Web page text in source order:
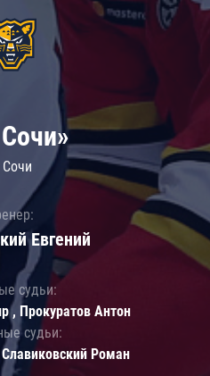
Сочи
Евгений
судьи:
, Прокуратов Антон
судьи:
Роман